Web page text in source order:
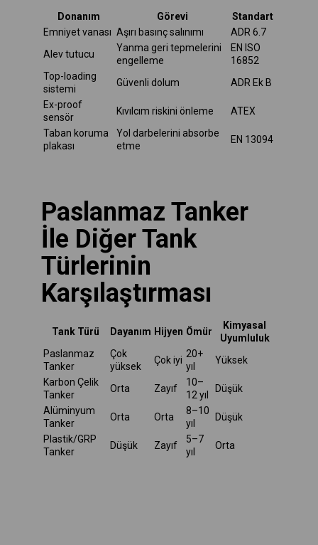
Donanım Görevi
Standart
Emniyet vanası Aşırı basınç salınımı
ADR 6.7
Alev tutucu
Yanma geri tepmelerini
engelleme
EN ISO
16852
Top-loading
sistemi
Güvenli dolum
ADR Ek B
Ex-proof
sensör
Kıvılcım riskini önleme
ATEX
Taban koruma
plakası
Yol darbelerini absorbe
etme
EN 13094
Paslanmaz Tanker
İle Diğer Tank
Türlerinin
Karşılaştırması
Tank Türü Dayanım Hijyen Ömür
Kimyasal
Uyumluluk
Paslanmaz
Tanker
Çok
yüksek
Çok iyi
20+
yıl
Yüksek
Karbon Çelik
Tanker
Orta Zayıf
10–
12 yıl
Düşük
Alüminyum
Tanker
Orta Orta
8–10
yıl
Düşük
Plastik/GRP
Tanker
Düşük Zayıf
5–7
yıl
Orta